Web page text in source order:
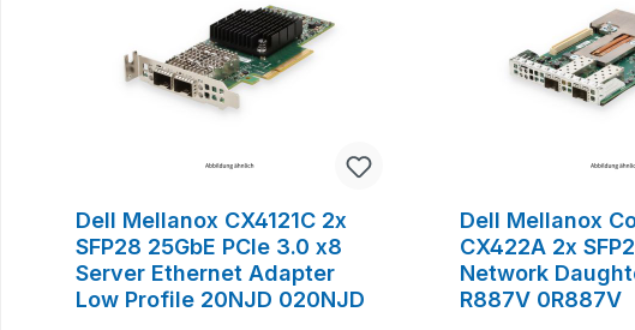
Dell Mellanox CX4121C 2x
SFP28 25GbE PCIe 3.0 x8
Server Ethernet Adapter
Low Profile 20NJD 020NJD
Dell Mellanox
CX422A 2x
Network
R887V 0R887V